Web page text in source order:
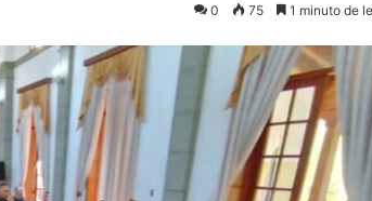
0 75 1 minuto de